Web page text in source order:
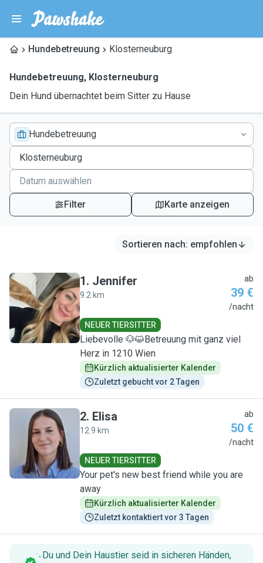
Hundebetreuung Klosterneuburg
Hundebetreuung, Klosterneuburg
Dein Hund übernachtet beim Sitter zu Hause
Hundebetreuung
Filter Karte anzeigen
Sortieren nach: empfohlen
J
1. Jennifer
9.2 km
ab
39 €
/nacht
NEUER TIERSITTER
Liebevolle 🐶😺Betreuung mit ganz viel
Herz in 1210 Wien
Kürzlich aktualisierter Kalender
Zuletzt gebucht vor 2 Tagen
E
2. Elisa
12.9 km
ab
50 €
/nacht
NEUER TIERSITTER
Your pet's new best friend while you are
away
Kürzlich aktualisierter Kalender
Zuletzt kontaktiert vor 3 Tagen
Du und Dein Haustier seid in sicheren Händen,